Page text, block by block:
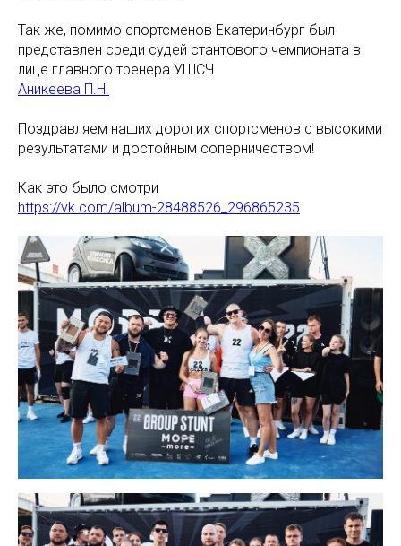
Так же, помимо спортсменов Екатеринбург был
представлен среди судей стантового чемпионата в
лице главного тренера УШСЧ
Аникеева П.Н.
Поздравляем наших дорогих спортсменов с высокими
результатами и достойным соперничеством!
Как это было смотри
https://vk.com/album-28488526_296865235